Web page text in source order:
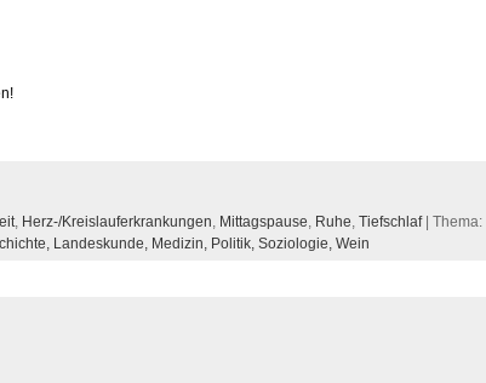
, Herz-/Kreislauferkrankungen, Mittagspause, Ruhe, Tiefschlaf| Thema:
Landeskunde, Medizin, Politik, Soziologie, Wein